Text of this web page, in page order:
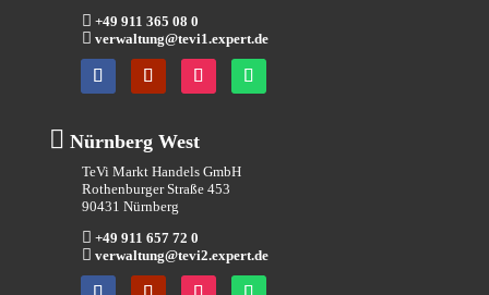
 +49 911 365 08 0
 verwaltung@tevi1.expert.de
 Nürnberg West
TeVi Markt Handels GmbH
Rothenburger Straße 453
90431 Nürnberg
 +49 911 657 72 0
 verwaltung@tevi2.expert.de